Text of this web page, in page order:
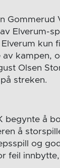
Elverum-
kun
kampen,
Olsen
streken.
begynte å
å
og
feil